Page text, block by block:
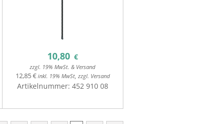
10,80 €
zzgl. 19% MwSt. & Versand
12,85 €inkl. 19% MwSt, zzgl. Versand
Artikelnummer: 452 910 08